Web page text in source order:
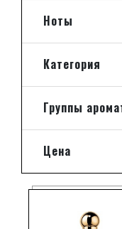
Ноты
Категория
Группы
Цена